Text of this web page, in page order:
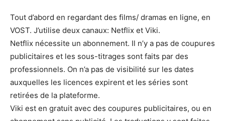
Tout d’abord en regardant des films/ dramas en ligne, en
VOST. J’utilise deux canaux: Netflix et Viki.
Netflix nécessite un abonnement. Il n’y a pas de coupures
publicitaires et les sous-titrages sont faits par des
professionnels. On n’a pas de visibilité sur les dates
auxquelles les licences expirent et les séries sont
retirées de la plateforme.
Viki est en gratuit avec des coupures publicitaires, ou en